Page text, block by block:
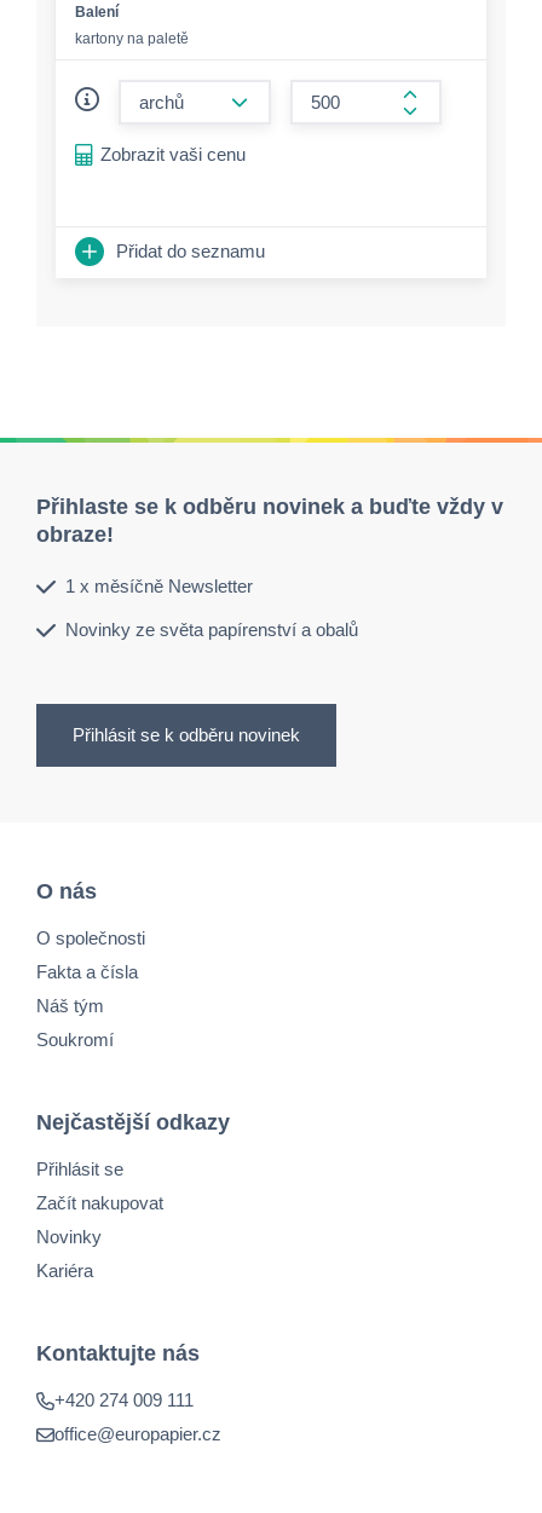
Balení
kartony na paletě
form.increase-
Zobrazit vaši cenu
Přidat do seznamu
Přihlaste se k odběru novinek a buďte vždy v
obraze!
1 x měsíčně Newsletter
Novinky ze světa papírenství a obalů
Přihlásit se k odběru novinek
O nás
O společnosti
Fakta a čísla
Náš tým
Soukromí
Nejčastější odkazy
Přihlásit se
Začít nakupovat
Novinky
Kariéra
Kontaktujte nás
+420 274 009 111
office@europapier.cz